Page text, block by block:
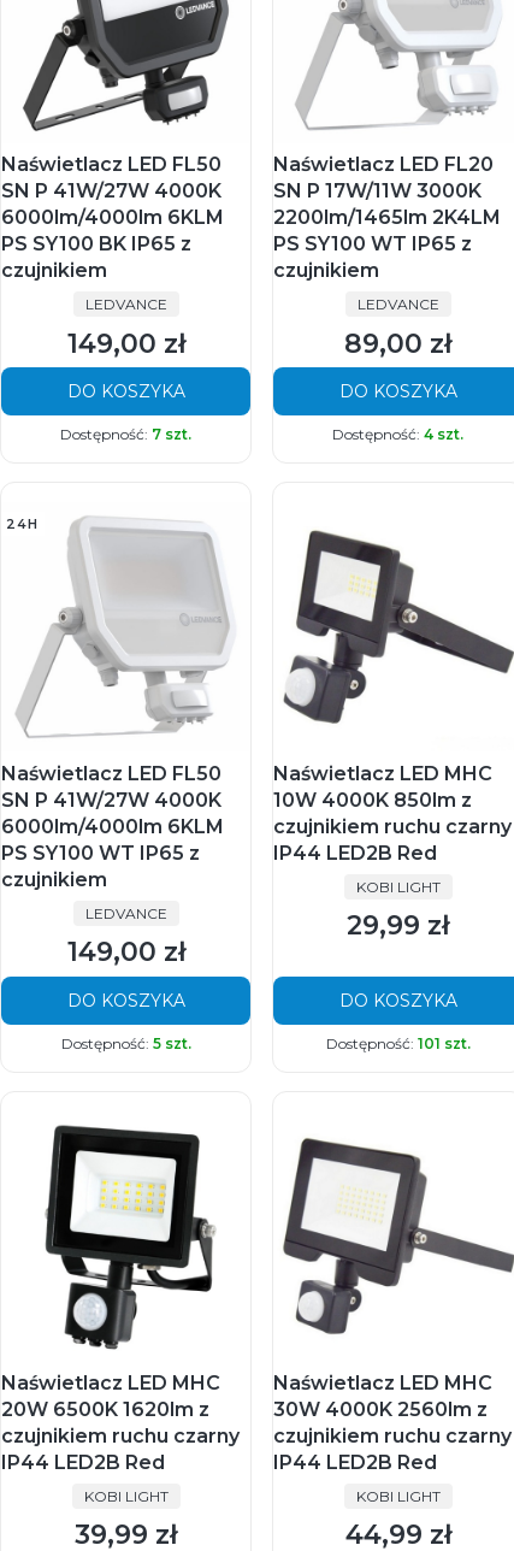
Naświetlacz LED FL50
SN P 41W/27W 4000K
6000lm/4000lm 6KLM
PS SY100 BK IP65 z
czujnikiem
PRODUCENT
LEDVANCE
Cena
149,00 zł
DO KOSZYKA
Dostępność: 7 szt.
Naświetlacz LED FL20
SN P 17W/11W 3000K
2200lm/1465lm 2K4LM
PS SY100 WT IP65 z
czujnikiem
PRODUCENT
LEDVANCE
Cena
89,00 zł
DO KOSZYKA
Dostępność:4 szt.
24H
Naświetlacz LED FL50
SN P 41W/27W 4000K
6000lm/4000lm 6KLM
PS SY100 WT IP65 z
czujnikiem
PRODUCENT
LEDVANCE
Cena
149,00 zł
DO KOSZYKA
Dostępność: 5 szt.
Naświetlacz LED MHC
10W 4000K 850lm z
czujnikiem ruchu czarny
IP44 LED2B Red
PRODUCENT
KOBI LIGHT
Cena
29,99 zł
DO KOSZYKA
Dostępność: 101 szt.
Naświetlacz LED MHC
20W 6500K 1620lm z
czujnikiem ruchu czarny
IP44 LED2B Red
PRODUCENT
KOBI LIGHT
Cena
39,99 zł
Naświetlacz LED MHC
30W 4000K 2560lm z
czujnikiem ruchu czarny
IP44 LED2B Red
PRODUCENT
KOBI LIGHT
Cena
44,99 zł